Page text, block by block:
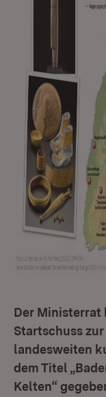
Der Ministerrat
Startschuss
landesweiten
dem Titel
Kelten“